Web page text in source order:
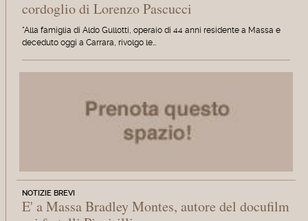
cordoglio di Lorenzo Pascucci
"Alla famiglia di Aldo Gullotti, operaio di 44 anni residente a Massa e
deceduto oggi a Carrara, rivolgo le…
NOTIZIE BREVI
E' a Massa Bradley Montes, autore del docufilm